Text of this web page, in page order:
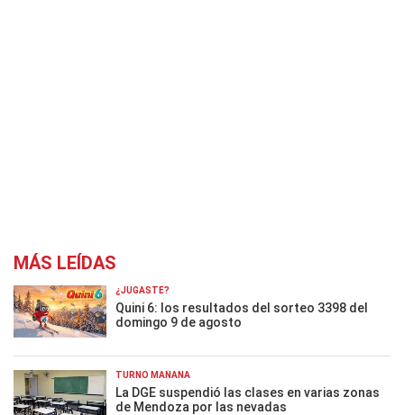
MÁS LEÍDAS
¿JUGASTE?
Quini 6: los resultados del sorteo 3398 del
domingo 9 de agosto
TURNO MAÑANA
La DGE suspendió las clases en varias zonas
de Mendoza por las nevadas